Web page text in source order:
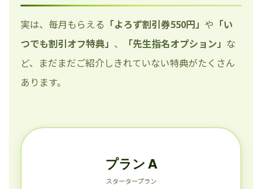
実は、毎月もらえる 「よろず割引券550円」 や 「い
つでも割引オフ特典」 、 「先生指名オプション」 な
ど、まだまだご紹介しきれていない特典がたくさん
あります。
プラン A
スタータープラン